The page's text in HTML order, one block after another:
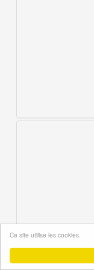
Ce site utilise les cookies.